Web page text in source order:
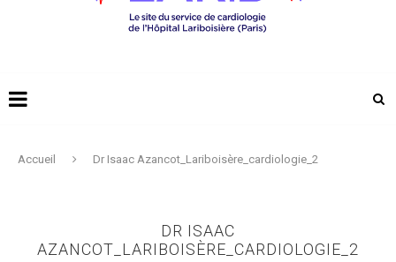
Accueil Dr Isaac Azancot_Lariboisère_cardiologie_2
DR ISAAC
AZANCOT_LARIBOISÈRE_CARDIOLOGIE_2